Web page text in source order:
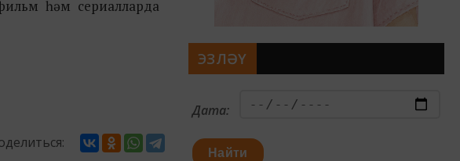
һәм сериалларда
ЭЗЛӘҮ
Дата:
Найти